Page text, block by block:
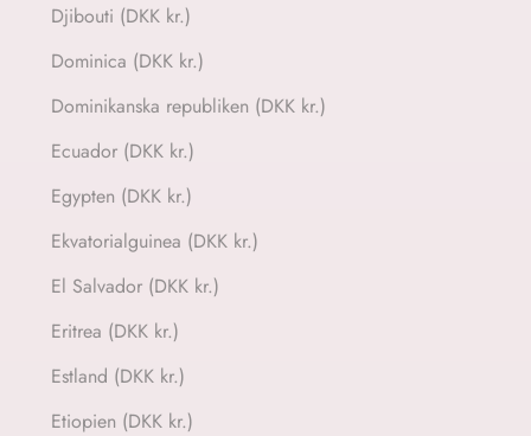
Djibouti (DKK kr.)
Dominica (DKK kr.)
Dominikanska republiken (DKK kr.)
Ecuador (DKK kr.)
Egypten (DKK kr.)
Ekvatorialguinea (DKK kr.)
El Salvador (DKK kr.)
Eritrea (DKK kr.)
Estland (DKK kr.)
Etiopien (DKK kr.)